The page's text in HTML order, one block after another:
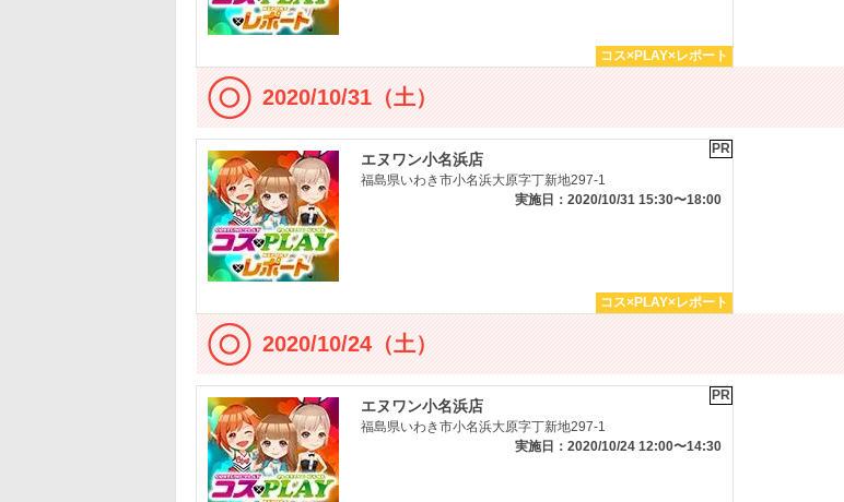
コス×PLAY×レポート
2020/10/31（土）
PR
エヌワン小名浜店
福島県いわき市小名浜大原字丁新地297-1
実施日：2020/10/31 15:30〜18:00
コス×PLAY×レポート
2020/10/24（土）
PR
エヌワン小名浜店
福島県いわき市小名浜大原字丁新地297-1
実施日：2020/10/24 12:00〜14:30